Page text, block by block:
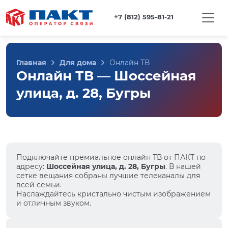
+7 (812) 595-81-21
Главная Для дома Онлайн ТВ
Онлайн ТВ — Шоссейная
улица, д. 28, Бугры
Подключайте премиальное онлайн ТВ от ПАКТ по
адресу: Шоссейная улица, д. 28, Бугры. В нашей
сетке вещания собраны лучшие телеканалы для
всей семьи.
Наслаждайтесь кристально чистым изображением
и отличным звуком.